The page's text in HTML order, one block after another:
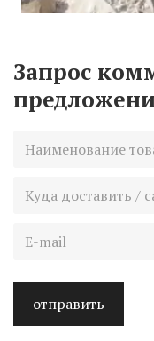
Запрос
отправить